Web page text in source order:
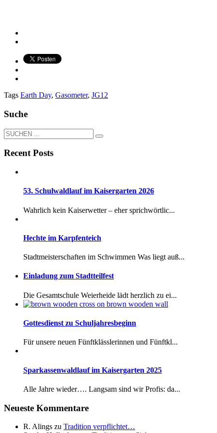
Tags Earth Day, Gasometer, JG12
Suche
Recent Posts
53. Schulwaldlauf im Kaisergarten 2026
Wahrlich kein Kaiserwetter – eher sprichwörtlic...
Hechte im Karpfenteich
Stadtmeisterschaften im Schwimmen Was liegt auß...
Einladung zum Stadtteilfest
Die Gesamtschule Weierheide lädt herzlich zu ei...
Gottesdienst zu Schuljahresbeginn
Für unsere neuen Fünftklässlerinnen und Fünftkl...
Sparkassenwaldlauf im Kaisergarten 2025
Alle Jahre wieder…. Langsam sind wir Profis: da...
Neueste Kommentare
R. Alings zu Tradition verpflichtet…